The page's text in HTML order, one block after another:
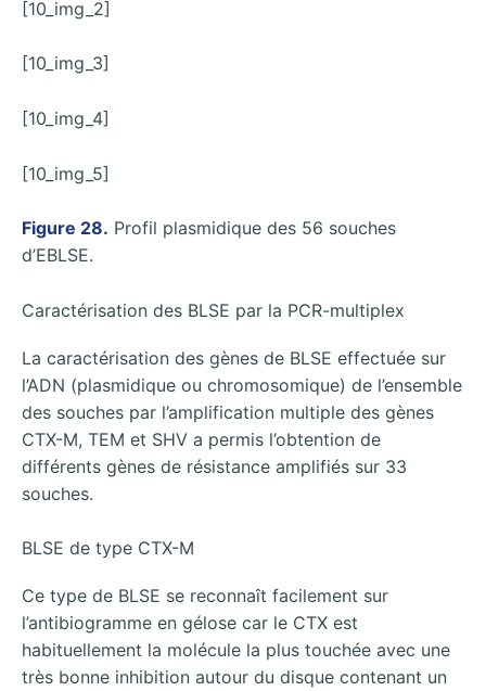
[10_img_2]
[10_img_3]
[10_img_4]
[10_img_5]
Figure 28. Profil plasmidique des 56 souches
d’EBLSE.
Caractérisation des BLSE par la PCR-multiplex
La caractérisation des gènes de BLSE effectuée sur
l’ADN (plasmidique ou chromosomique) de l’ensemble
des souches par l’amplification multiple des gènes
CTX-M, TEM et SHV a permis l’obtention de
différents gènes de résistance amplifiés sur 33
souches.
BLSE de type CTX-M
Ce type de BLSE se reconnaît facilement sur
l’antibiogramme en gélose car le CTX est
habituellement la molécule la plus touchée avec une
très bonne inhibition autour du disque contenant un